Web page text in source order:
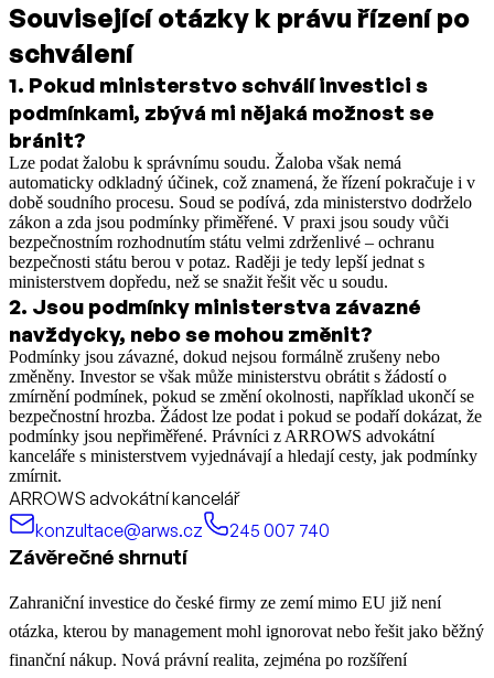
Související otázky k právu řízení po
schválení
1. Pokud ministerstvo schválí investici s
podmínkami, zbývá mi nějaká možnost se
bránit?
Lze podat žalobu k správnímu soudu. Žaloba však nemá
automaticky odkladný účinek, což znamená, že řízení pokračuje i v
době soudního procesu. Soud se podívá, zda ministerstvo dodrželo
zákon a zda jsou podmínky přiměřené. V praxi jsou soudy vůči
bezpečnostním rozhodnutím státu velmi zdrženlivé – ochranu
bezpečnosti státu berou v potaz. Raději je tedy lepší jednat s
ministerstvem dopředu, než se snažit řešit věc u soudu.
2. Jsou podmínky ministerstva závazné
navždycky, nebo se mohou změnit?
Podmínky jsou závazné, dokud nejsou formálně zrušeny nebo
změněny. Investor se však může ministerstvu obrátit s žádostí o
zmírnění podmínek, pokud se změní okolnosti, například ukončí se
bezpečnostní hrozba. Žádost lze podat i pokud se podaří dokázat, že
podmínky jsou nepřiměřené. Právníci z ARROWS advokátní
kanceláře s ministerstvem vyjednávají a hledají cesty, jak podmínky
zmírnit.
ARROWS advokátní kancelář
konzultace@arws.cz
245 007 740
Závěrečné shrnutí
Zahraniční investice do české firmy ze zemí mimo EU již není
otázka, kterou by management mohl ignorovat nebo řešit jako běžný
finanční nákup. Nová právní realita, zejména po rozšíření